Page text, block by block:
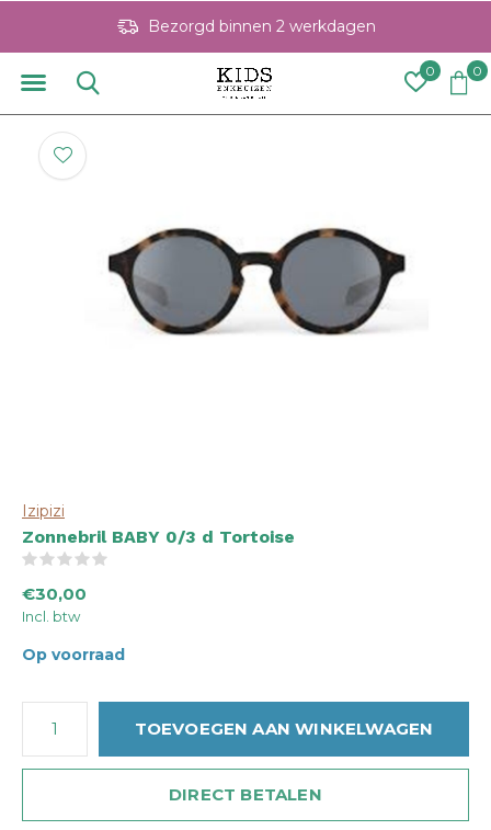
0 0
Bezorgd binnen 2 werkdagen
Izipizi
Zonnebril BABY 0/3 d Tortoise
€30,00
Incl. btw
Op voorraad
TOEVOEGEN AAN WINKELWAGEN
DIRECT BETALEN